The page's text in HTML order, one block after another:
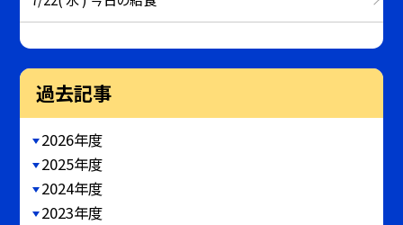
過去記事
2026年度
2025年度
2024年度
2023年度